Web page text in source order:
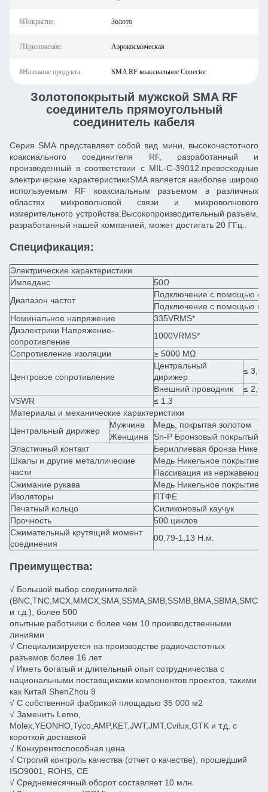
6Покрытие: Золото
7Приложение: Аэрокосмическая
8Название продукта: SMA RF коаксиальное Conector
Золотопокрытый мужской SMA RF
соединитель прямоугольный
соединитель кабеля
Серия SMA представляет собой вид мини, высокочастотного
коаксиального соединителя RF, разработанный и
произведенный в соответствии с MIL-C-39012.превосходные
электрические характеристикиSMA является наиболее широко
используемым RF коаксиальным разъемом в различных
областях микроволновой связи и микроволнового
измерительного устройства.Высокопроизводительный разъем,
разработанный нашей компанией, может достигать 20 ГГц..
Спецификация:
Электрические характеристики
Импеданс
50Ω
Диапазон частот
Подключение с помощью
Подключение с помощью
Номинальное напряжение
335VRMS*
Диэлектрики Напряжение-
сопротивление
1000VRMS*
Сопротивление изоляции
≥ 5000 МΩ
Центровое сопротивление
Центральный
дирижер
≤ 3,0
Внешний проводник
≤ 2,0
VSWR
≤ 1.3
Материалы и механические характеристики
Центральный дирижер
Мужчина
Медь, покрытая золотом
Женщина
Sn-P Бронзовый покрытый
Эластичный контакт
Бериллиевая бронза
Шкалы и другие металлические
части
Медь Никельное покрытие
Пассивация из
Сжимание рукава
Медь Никельное покрытие
Изоляторы
ПТФЕ
Печатный кольцо
Силиконовый каучук
Прочность
500 циклов
Сжимательный крутящий момент
соединения
00,79-1,13 Н.м.
Преимущества:
√ Большой выбор соединителей
и т.д.), более 500
опытные работники с более чем 10 производственными
линиями
√ Специализируется на производстве радиочастотных
разъемов более 16 лет
√ Иметь богатый и длительный опыт сотрудничества с
национальными поставщиками компонентов проектов, такими
как Китай ShenZhou 9
√ С собственной фабрикой площадью 35 000 м2
√ Заменить Lemo,
Molex,YEONHO,Tyco,AMP,KET,JWT,JMT,Cvilux,GTK и т.д. с
короткой доставкой
√ Конкурентоспособная цена
√ Строгий контроль качества (отчет о качестве), прошедший
ISO9001, ROHS, CE
√ Среднемесячный оборот составляет 10 млн.